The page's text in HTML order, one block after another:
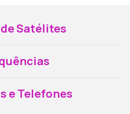
Satélites
e Telefones